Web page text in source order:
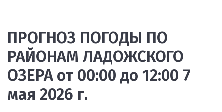
ПРОГНОЗ ПОГОДЫ ПО
РАЙОНАМ ЛАДОЖСКОГО
ОЗЕРА от 00:00 до 12:00 7
мая 2026 г.